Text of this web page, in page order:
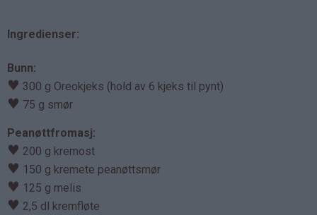
Ingredienser:
Bunn:
♥ 300 g Oreokjeks (hold av 6 kjeks til pynt)
♥ 75 g smør
Peanøttfromasj:
♥ 200 g kremost
♥ 150 g kremete peanøttsmør
♥ 125 g melis
♥ 2,5 dl kremfløte